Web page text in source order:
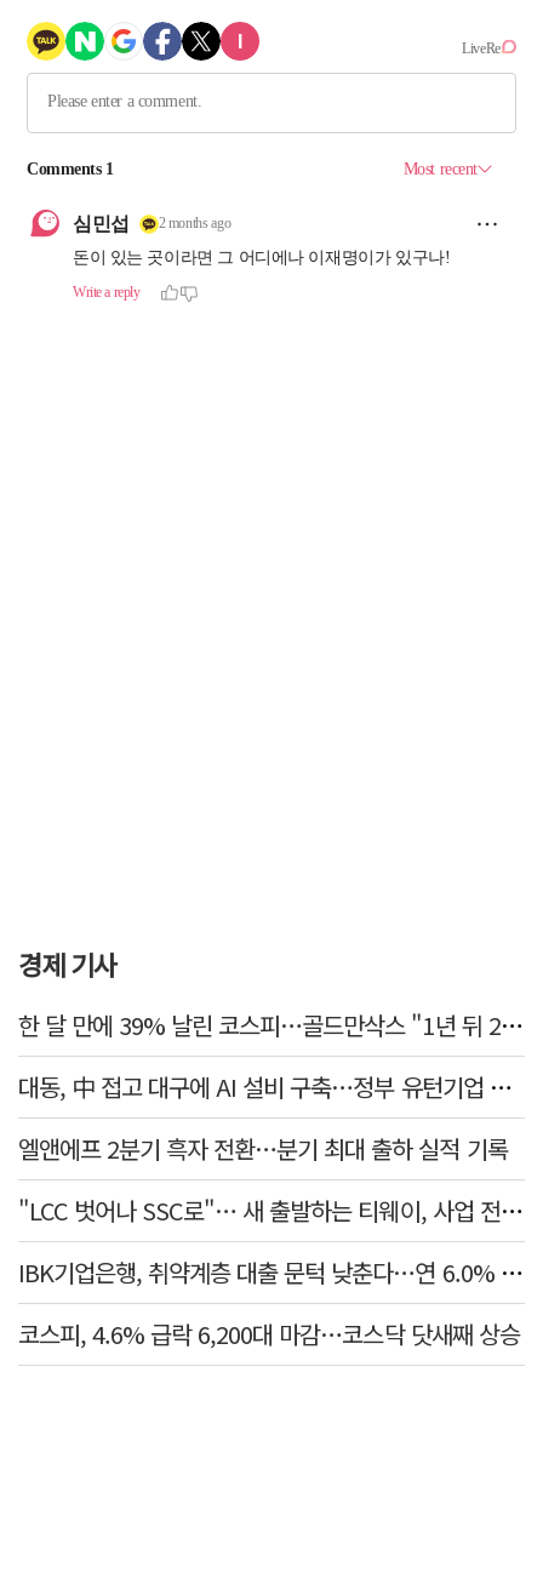
경제 기사
한 달 만에 39% 날린 코스피…골드만삭스 "1년 뒤 2배" 예상, 왜?
대동, 中 접고 대구에 AI 설비 구축…정부 유턴기업 선정 임
엘앤에프 2분기 흑자 전환…분기 최대 출하 실적 기록
"LCC 벗어나 SSC로"… 새 출발하는 티웨이, 사업 전략 발표
IBK기업은행, 취약계층 대출 문턱 낮춘다…연 6.0% 'i-ONE 햇살론 특례보증' 비대면 출시
코스피, 4.6% 급락 6,200대 마감…코스닥 닷새째 상승